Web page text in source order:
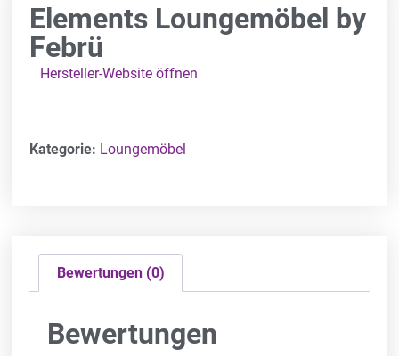
Elements Loungemöbel by
Febrü
Hersteller-Website öffnen
Kategorie: Loungemöbel
Bewertungen (0)
Bewertungen